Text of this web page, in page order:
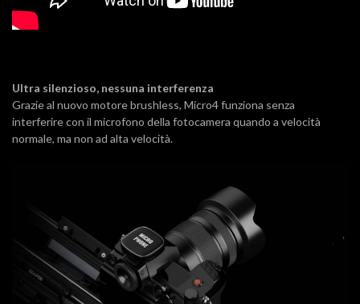
Ultra silenzioso, nessuna interferenza
Grazie al nuovo motore brushless, Micro4 funziona senza
interferire con il microfono della fotocamera quando a velocità
normale, ma non ad alta velocità.